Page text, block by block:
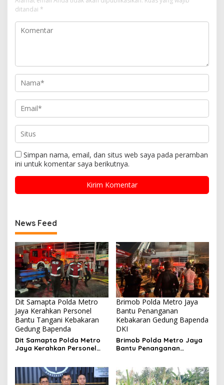
ditandai *
Simpan nama, email, dan situs web saya pada peramban
ini untuk komentar saya berikutnya.
News Feed
Dit Samapta Polda Metro
Jaya Kerahkan Personel
Bantu Tangani Kebakaran
Gedung Bapenda
Dit Samapta Polda Metro
Jaya Kerahkan Personel
Brimob Polda Metro Jaya
Bantu Penanganan
Kebakaran Gedung Bapenda
DKI
Brimob Polda Metro Jaya
Bantu Penanganan